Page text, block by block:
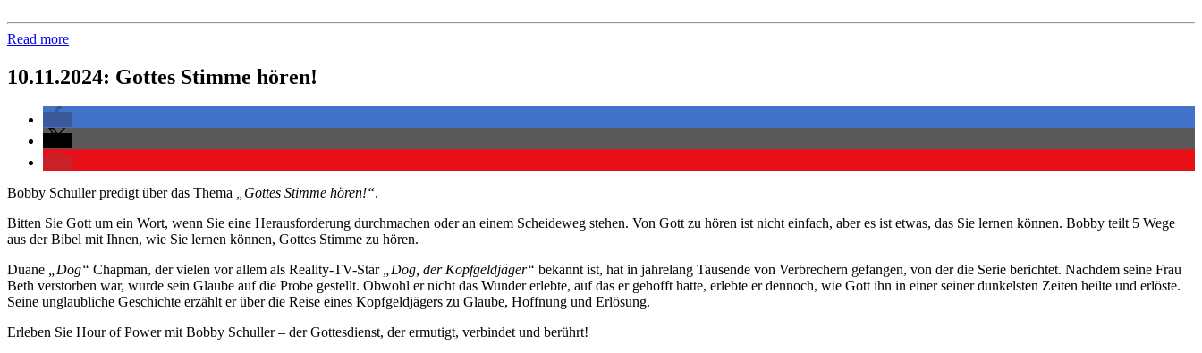
Read more
10.11.2024: Gottes Stimme hören!
Bobby Schuller predigt über das Thema „Gottes Stimme hören!“.
Bitten Sie Gott um ein Wort, wenn Sie eine Herausforderung durchmachen oder an einem Scheideweg stehen. Von Gott zu hören ist nicht einfach, aber es ist etwas, das Sie lernen können. Bobby teilt 5 Wege
aus der Bibel mit Ihnen, wie Sie lernen können, Gottes Stimme zu hören.
Duane „Dog“ Chapman, der vielen vor allem als Reality-TV-Star „Dog, der Kopfgeldjäger“ bekannt ist, hat in jahrelang Tausende von Verbrechern gefangen, von der die Serie berichtet. Nachdem seine Frau
Beth verstorben war, wurde sein Glaube auf die Probe gestellt. Obwohl er nicht das Wunder erlebte, auf das er gehofft hatte, erlebte er dennoch, wie Gott ihn in einer seiner dunkelsten Zeiten heilte und erlöste.
Seine unglaubliche Geschichte erzählt er über die Reise eines Kopfgeldjägers zu Glaube, Hoffnung und Erlösung.
Erleben Sie Hour of Power mit Bobby Schuller – der Gottesdienst, der ermutigt, verbindet und berührt!